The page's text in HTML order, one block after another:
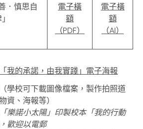
．慎思自
電子橫
額
（PDF）
電子橫
額
（AI）
我的承諾，由我實踐」電子海報
（學校可下載圖像檔案，製作拍照道
資、海報等）
樂諾小太陽」印製校本「我的行動
歡迎以電郵